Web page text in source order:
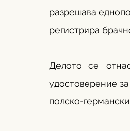
разрешава
регистрира
Делото се
удостоверение
полско-